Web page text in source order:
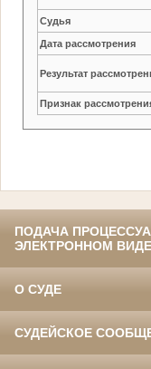
Судья
Дата рассмотрения
Результат
Признак
ПОДАЧА
ЭЛЕКТРОННОМ ВИДЕ
О СУДЕ
СУДЕЙСКОЕ